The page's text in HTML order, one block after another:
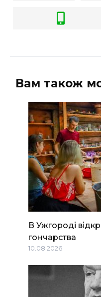
Вам також
В Ужгороді
гончарства
10.08.2026